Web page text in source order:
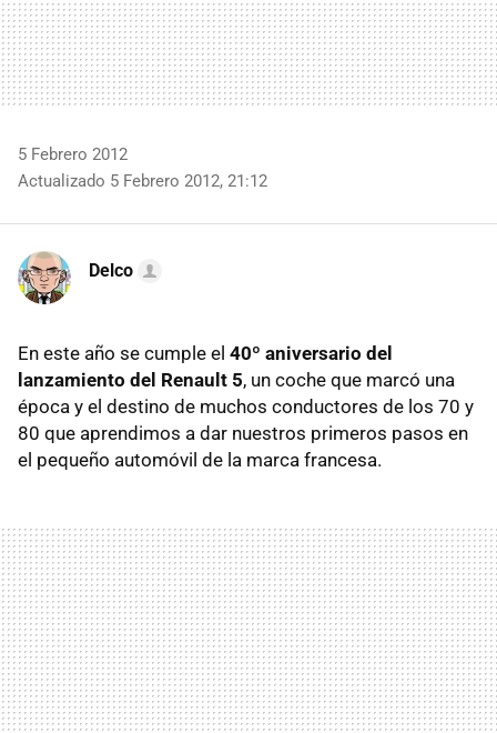
5 Febrero 2012
Actualizado 5 Febrero 2012, 21:12
Delco
En este año se cumple el 40º aniversario del
lanzamiento del Renault 5, un coche que marcó una
época y el destino de muchos conductores de los 70 y
80 que aprendimos a dar nuestros primeros pasos en
el pequeño automóvil de la marca francesa.